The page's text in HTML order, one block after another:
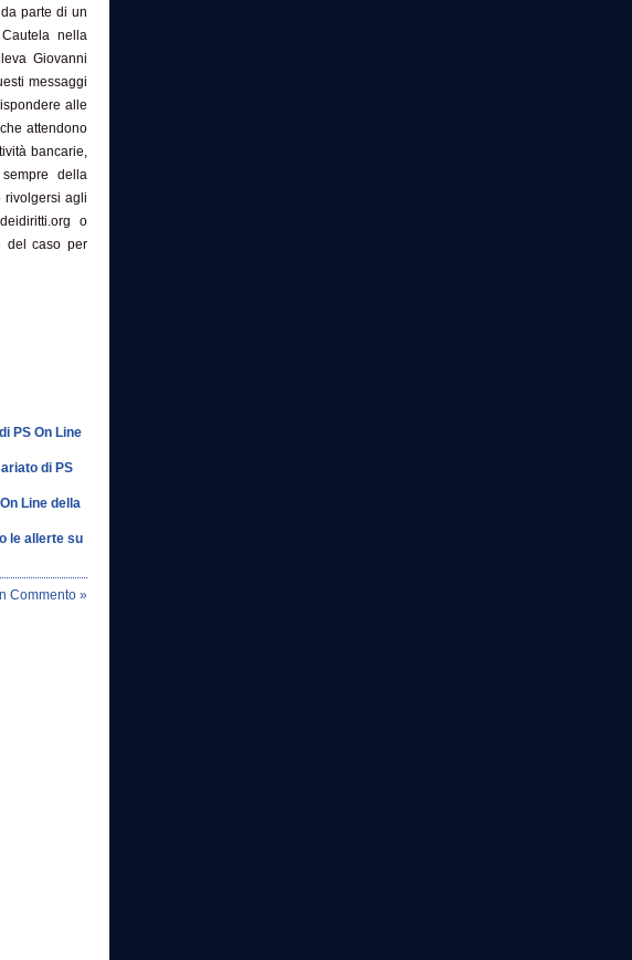
parte di un
nella
Giovanni
messaggi
alle
attendono
bancarie,
della
rivolgersi agli
o
del caso per
PS On Line
di PS
Line della
le allerte su
Commento »